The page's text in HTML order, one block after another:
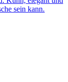
sein kann.